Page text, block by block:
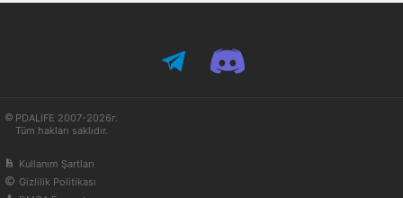
PDALIFE 2007-2026г.
Tüm hakları saklıdır.
Kullanım Şartları
Gizlilik Politikası